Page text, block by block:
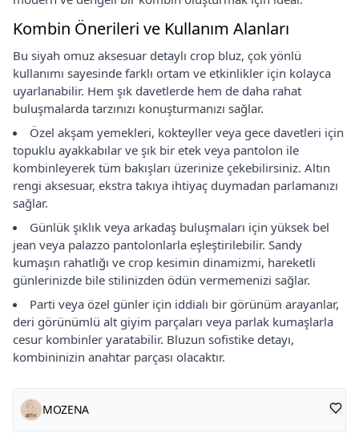
Kombin Önerileri ve Kullanım Alanları
Bu siyah omuz aksesuar detaylı crop bluz, çok yönlü
kullanımı sayesinde farklı ortam ve etkinlikler için kolayca
uyarlanabilir. Hem şık davetlerde hem de daha rahat
buluşmalarda tarzınızı konuşturmanızı sağlar.
Özel akşam yemekleri, kokteyller veya gece davetleri için
topuklu ayakkabılar ve şık bir etek veya pantolon ile
kombinleyerek tüm bakışları üzerinize çekebilirsiniz. Altın
rengi aksesuar, ekstra takıya ihtiyaç duymadan parlamanızı
sağlar.
Günlük şıklık veya arkadaş buluşmaları için yüksek bel
jean veya palazzo pantolonlarla eşleştirilebilir. Sandy
kumaşın rahatlığı ve crop kesimin dinamizmi, hareketli
günlerinizde bile stilinizden ödün vermemenizi sağlar.
Parti veya özel günler için iddialı bir görünüm arayanlar,
deri görünümlü alt giyim parçaları veya parlak kumaşlarla
cesur kombinler yaratabilir. Bluzun sofistike detayı,
kombininizin anahtar parçası olacaktır.
MOZENA